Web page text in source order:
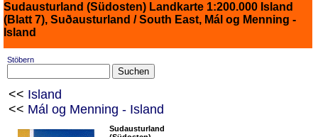
Sudausturland (Südosten) Landkarte 1:200.000 Island
(Blatt 7), Suðausturland / South East, Mál og Menning -
Island
Stöbern
<< Island
<< Mál og Menning - Island
Sudausturland